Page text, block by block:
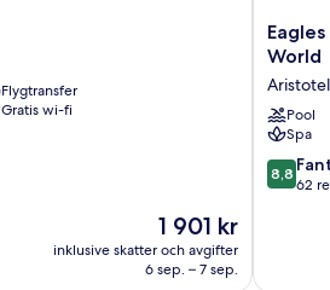
Flygtransfer
Gratis wi-fi
Priset
är
1 901 kr
1 901 kr
inklusive skatter och avgifter
6 sep. – 7 sep.
Eagles
Palace
Small
Luxury
Hotels
of
the
World
Pool
Spa
8.8
av
8,8
62